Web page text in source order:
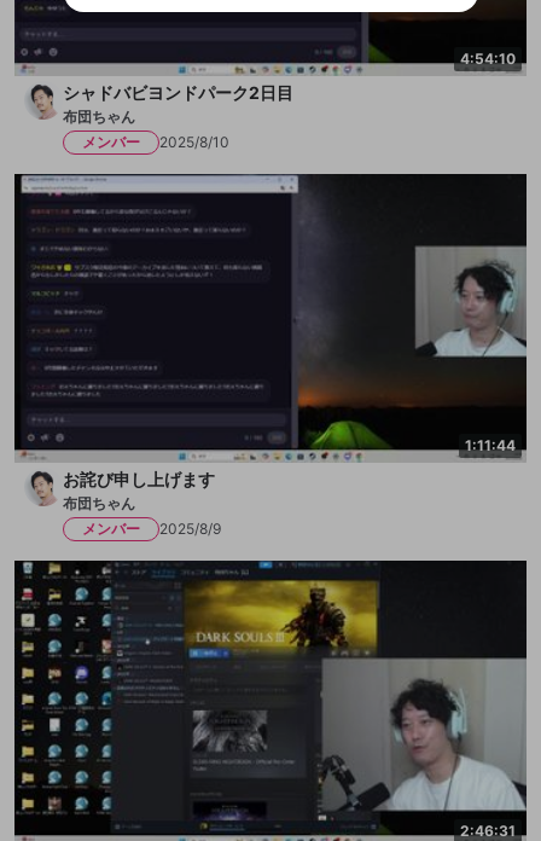
4:54:10
シャドバビヨンドパーク2日目
布団ちゃん
メンバー
2025/8/10
1:11:44
お詫び申し上げます
布団ちゃん
メンバー
2025/8/9
2:46:31
プライバシーポリシー
サービスとのID連携に関する同意事項に同意頂いた上
で、次にお進みください
アカウント作成
mellow-fanからのお得な情報をメールで受
プライバシーポリシー
サービスとのID連携に関する同意事項に同意頂いた上
で、次にお進みください
ねずみ講やマルチ商法
誤解を招く配信設定
ゲームの録画禁止区域の配信
改造版・海賊版ソフトの配信
政治的・宗教的・人種的な内容
その他の問題
閉じる
外部サービスとのID連携に関する同意事項
Discordとは？